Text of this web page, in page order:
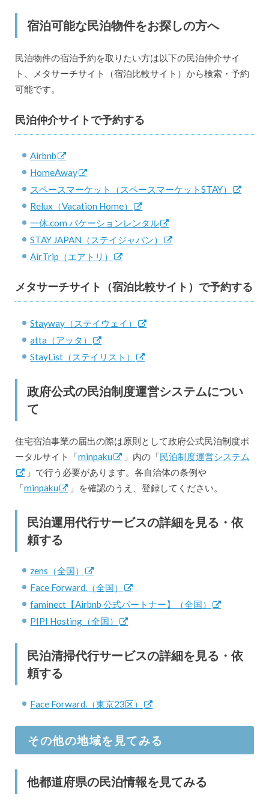
宿泊可能な民泊物件をお探しの方へ
民泊物件の宿泊予約を取りたい方は以下の民泊仲介サイ
ト、メタサーチサイト（宿泊比較サイト）から検索・予約
可能です。
民泊仲介サイトで予約する
Airbnb
HomeAway
スペースマーケット（スペースマーケットSTAY）
Relux（Vacation Home）
一休.com バケーションレンタル
STAY JAPAN（ステイジャパン）
AirTrip（エアトリ）
メタサーチサイト（宿泊比較サイト）で予約する
Stayway（ステイウェイ）
atta（アッタ）
StayList（ステイリスト）
政府公式の民泊制度運営システムについ
て
住宅宿泊事業の届出の際は原則として政府公式民泊制度ポ
ータルサイト「minpaku 」内の「民泊制度運営システム
」で行う必要があります。各自治体の条例や
「minpaku 」を確認のうえ、登録してください。
民泊運用代行サービスの詳細を見る・依
頼する
zens（全国）
Face Forward.（全国）
faminect【Airbnb 公式パートナー】（全国）
PIPI Hosting（全国）
民泊清掃代行サービスの詳細を見る・依
頼する
Face Forward.（東京23区）
その他の地域を見てみる
他都道府県の民泊情報を見てみる